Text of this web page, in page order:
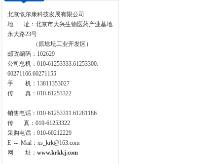
北京慨尔康科技发展有限公司
地
址：北京市大兴生物医药产业基地
永大路23号
（原埝坛工业开发区）
邮政编码： 102629
公司总机：010-61253333.61253300.
60271166.60271155
手 机：13811353027
传 真：010-61253322
销售电话：010-61253311.61281186
传 真：010-61253322
采购电话：010-60212229
E -- Mail ： xs_krk@163.com
网 址： www.krkkj.com